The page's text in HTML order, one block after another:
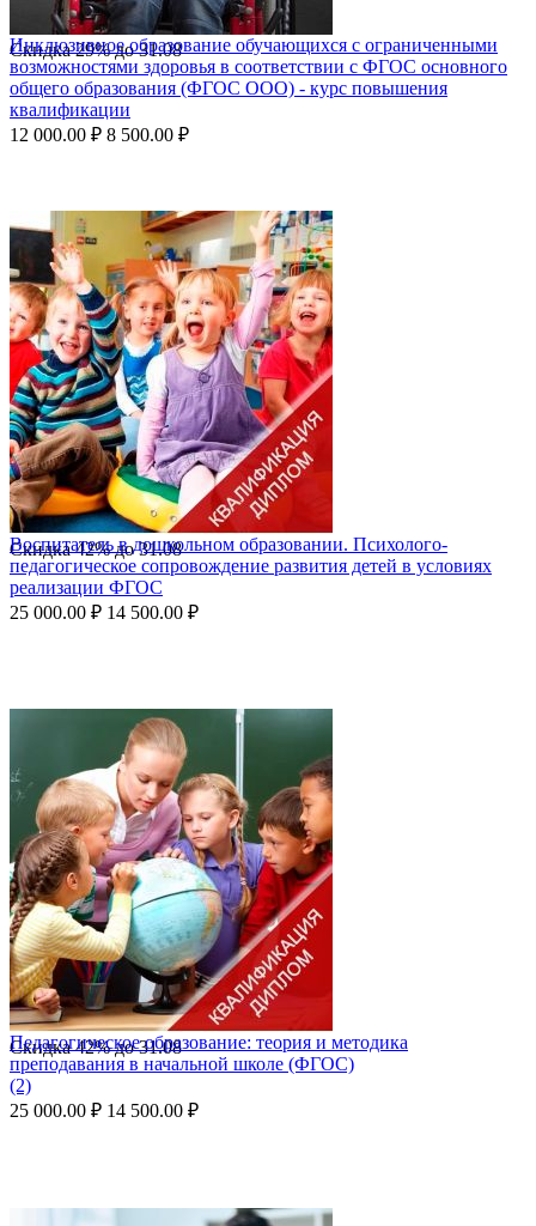
Скидка29%до31.08
Инклюзивное образование обучающихся с ограниченными
возможностями здоровья в соответствии с ФГОС основного
общего образования (ФГОС ООО) - курс повышения
квалификации
12 000.00 ₽ 8 500.00 ₽
Скидка42%до31.08
Воспитатель в дошкольном образовании. Психолого-
педагогическое сопровождение развития детей в условиях
реализации ФГОС
25 000.00 ₽ 14 500.00 ₽
Скидка42%до31.08
Педагогическое образование: теория и методика
преподавания в начальной школе (ФГОС)
(2)
25 000.00 ₽ 14 500.00 ₽